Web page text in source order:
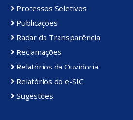
Processos Seletivos
Publicações
Radar da Transparência
Reclamações
Relatórios da Ouvidoria
Relatórios do e-SIC
Sugestões